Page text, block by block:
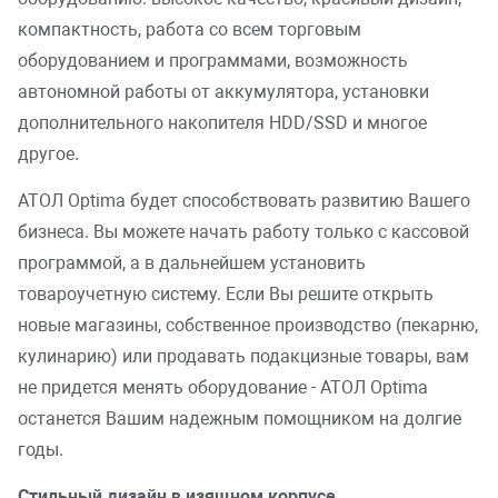
компактность, работа со всем торговым
оборудованием и программами, возможность
автономной работы от аккумулятора, установки
дополнительного накопителя HDD/SSD и многое
другое.
АТОЛ Optima будет способствовать развитию Вашего
бизнеса. Вы можете начать работу только с кассовой
программой, а в дальнейшем установить
товароучетную систему. Если Вы решите открыть
новые магазины, собственное производство (пекарню,
кулинарию) или продавать подакцизные товары, вам
не придется менять оборудование - АТОЛ Optima
останется Вашим надежным помощником на долгие
годы.